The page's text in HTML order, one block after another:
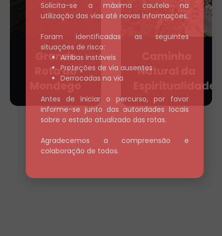
Caminho
Natural da
Caminho do
Benfeita: A
frescura
cascatas
Solicita-se a máxima cautela na
utilização das vias até novas informações.
Foram identificadas as seguintes
situações de risco:
Arribas instáveis
Proteções de via ausentes
Derrocadas na via
Antes de iniciar o percurso, por favor
informe-se junto das autoridades locais
sobre o estado atualizado das rotas.
Agradecemos a compreensão e
colaboração de todos.